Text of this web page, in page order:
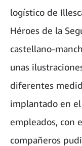
logístico de
Héroes de la
castellano-
unas
diferentes
implantado en
empleados, con
compañeros